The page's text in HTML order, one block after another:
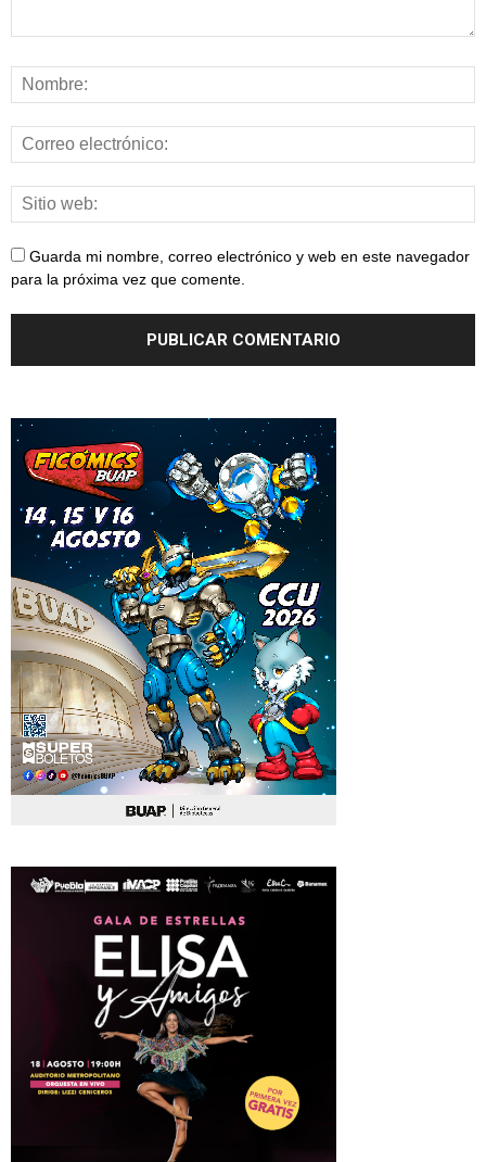
Guarda mi nombre, correo electrónico y web en este navegador
para la próxima vez que comente.